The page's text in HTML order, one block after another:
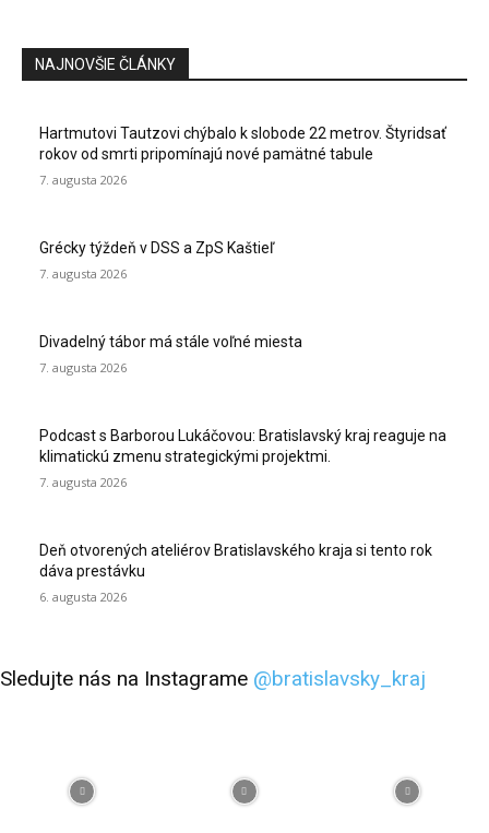
NAJNOVŠIE ČLÁNKY
Hartmutovi Tautzovi chýbalo k slobode 22 metrov. Štyridsať
rokov od smrti pripomínajú nové pamätné tabule
7. augusta 2026
Grécky týždeň v DSS a ZpS Kaštieľ
7. augusta 2026
Divadelný tábor má stále voľné miesta
7. augusta 2026
Podcast s Barborou Lukáčovou: Bratislavský kraj reaguje na
klimatickú zmenu strategickými projektmi.
7. augusta 2026
Deň otvorených ateliérov Bratislavského kraja si tento rok
dáva prestávku
6. augusta 2026
Sledujte nás na Instagrame @bratislavsky_kraj